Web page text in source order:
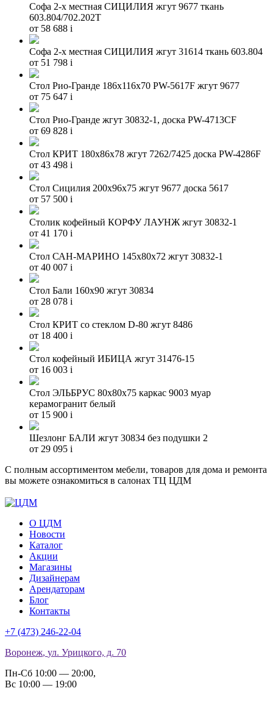
Софа 2-х местная СИЦИЛИЯ жгут 9677 ткань
603.804/702.202Т
от 58 688 i
Софа 2-х местная СИЦИЛИЯ жгут 31614 ткань 603.804
от 51 798 i
Стол Рио-Гранде 186х116х70 PW-5617F жгут 9677
от 75 647 i
Стол Рио-Гранде жгут 30832-1, доска PW-4713CF
от 69 828 i
Стол КРИТ 180х86х78 жгут 7262/7425 доска PW-4286F
от 43 498 i
Стол Сицилия 200х96х75 жгут 9677 доска 5617
от 57 500 i
Столик кофейный КОРФУ ЛАУНЖ жгут 30832-1
от 41 170 i
Стол САН-МАРИНО 145х80х72 жгут 30832-1
от 40 007 i
Стол Бали 160х90 жгут 30834
от 28 078 i
Стол КРИТ со стеклом D-80 жгут 8486
от 18 400 i
Стол кофейный ИБИЦА жгут 31476-15
от 16 003 i
Стол ЭЛЬБРУС 80х80х75 каркас 9003 муар
керамогранит белый
от 15 900 i
Шезлонг БАЛИ жгут 30834 без подушки 2
от 29 095 i
С полным ассортиментом мебели, товаров для дома и ремонта
вы можете ознакомиться в салонах ТЦ ЦДМ
О ЦДМ
Новости
Каталог
Акции
Магазины
Дизайнерам
Арендаторам
Блог
Контакты
+7 (473) 246-22-04
Воронеж, ул. Урицкого, д. 70
Пн-Сб 10:00 — 20:00,
Вс 10:00 — 19:00